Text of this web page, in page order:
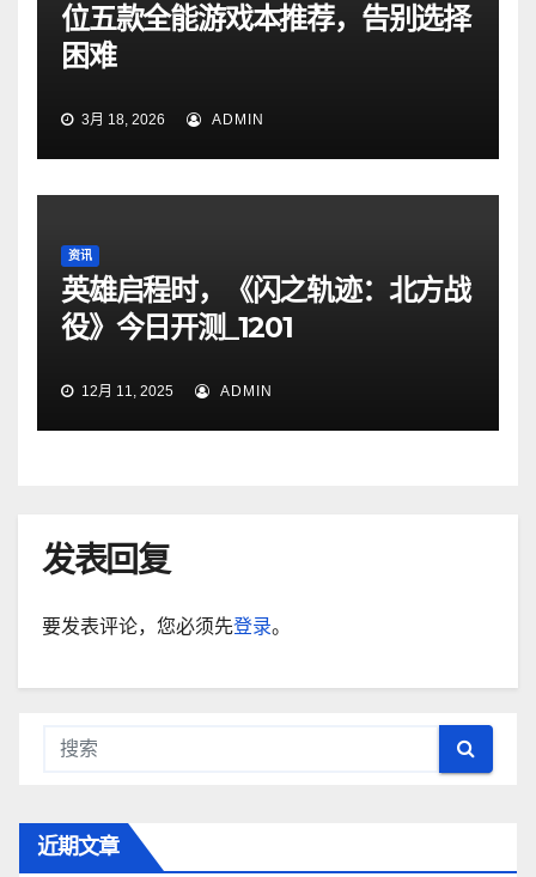
位五款全能游戏本推荐，告别选择
困难
3月 18, 2026 ADMIN
资讯
英雄启程时，《闪之轨迹：北方战
役》今日开测_1201
12月 11, 2025 ADMIN
发表回复
要发表评论，您必须先登录。
近期文章